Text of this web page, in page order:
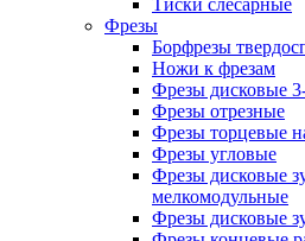
Тиски слесарные
Фрезы
Борфрезы
Ножи к фрезам
Фрезы дисковые
Фрезы отрезные
Фрезы торцевые
Фрезы угловые
Фрезы дисковые
мелкомодульные
Фрезы дисковые